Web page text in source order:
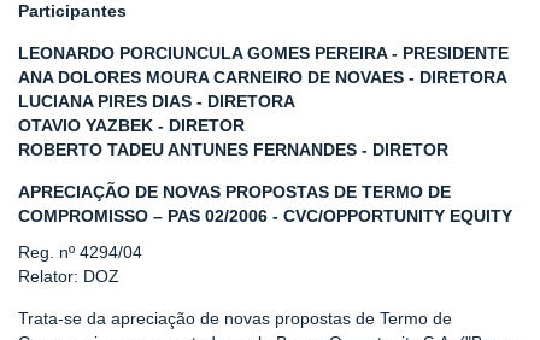
Participantes
LEONARDO PORCIUNCULA GOMES PEREIRA - PRESIDENTE
ANA DOLORES MOURA CARNEIRO DE NOVAES - DIRETORA
LUCIANA PIRES DIAS - DIRETORA
OTAVIO YAZBEK - DIRETOR
ROBERTO TADEU ANTUNES FERNANDES - DIRETOR
APRECIAÇÃO DE NOVAS PROPOSTAS DE TERMO DE
COMPROMISSO – PAS 02/2006 - CVC/OPPORTUNITY EQUITY
Reg. nº 4294/04
Relator: DOZ
Trata-se da apreciação de novas propostas de Termo de